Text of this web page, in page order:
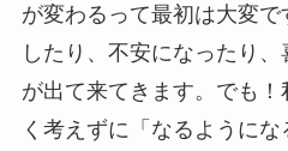
が変わるって最初は大変
したり、不安になったり
が出て来てきます。でも
く考えずに「なるように